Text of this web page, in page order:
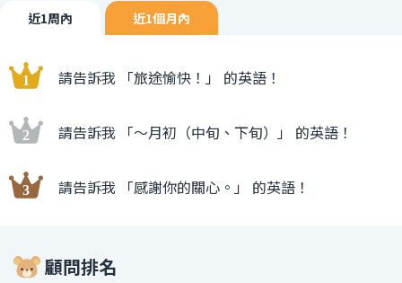
近1周內 近1個月內
請告訴我 「旅途愉快！」 的英語！
請告訴我 「〜月初（中旬、下旬）」 的英語！
請告訴我 「感謝你的關心。」 的英語！
顧問排名